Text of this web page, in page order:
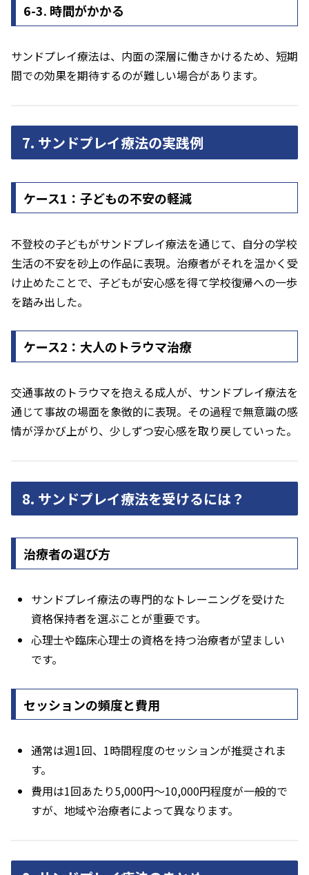
6-3. 時間がかかる
サンドプレイ療法は、内面の深層に働きかけるため、短期
間での効果を期待するのが難しい場合があります。
7. サンドプレイ療法の実践例
ケース1：子どもの不安の軽減
不登校の子どもがサンドプレイ療法を通じて、自分の学校
生活の不安を砂上の作品に表現。治療者がそれを温かく受
け止めたことで、子どもが安心感を得て学校復帰への一歩
を踏み出した。
ケース2：大人のトラウマ治療
交通事故のトラウマを抱える成人が、サンドプレイ療法を
通じて事故の場面を象徴的に表現。その過程で無意識の感
情が浮かび上がり、少しずつ安心感を取り戻していった。
8. サンドプレイ療法を受けるには？
治療者の選び方
サンドプレイ療法の専門的なトレーニングを受けた
資格保持者を選ぶことが重要です。
心理士や臨床心理士の資格を持つ治療者が望ましい
です。
セッションの頻度と費用
通常は週1回、1時間程度のセッションが推奨されま
す。
費用は1回あたり5,000円～10,000円程度が一般的で
すが、地域や治療者によって異なります。